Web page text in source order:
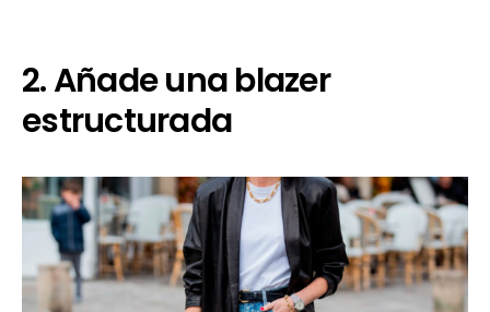
2. Añade una blazer
estructurada